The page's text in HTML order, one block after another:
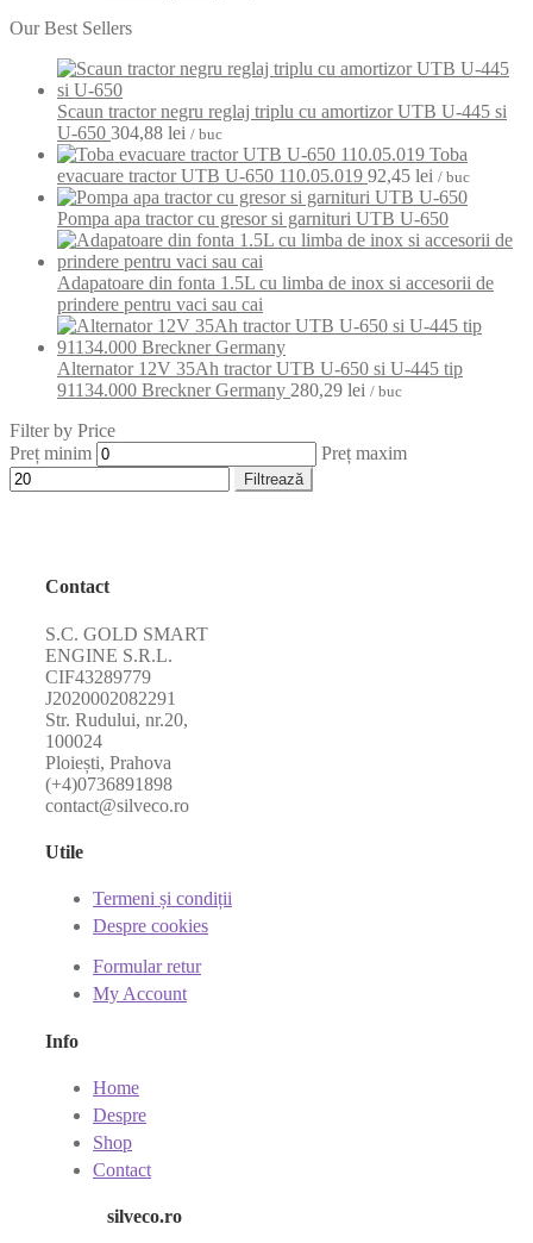
Our Best Sellers
Scaun tractor negru reglaj triplu cu amortizor UTB U-445 si
U-650 304,88 lei / buc
Toba
evacuare tractor UTB U-650 110.05.019 92,45 lei / buc
Pompa apa tractor cu gresor si garnituri UTB U-650
Adapatoare din fonta 1.5L cu limba de inox si accesorii de
prindere pentru vaci sau cai
Alternator 12V 35Ah tractor UTB U-650 si U-445 tip
91134.000 Breckner Germany 280,29 lei / buc
Filter by Price
Preț minim
Preț maxim
Filtrează
Contact
S.C. GOLD SMART
ENGINE S.R.L.
CIF43289779
J2020002082291
Str. Rudului, nr.20,
100024
Ploiești, Prahova
(+4)0736891898
contact@silveco.ro
Utile
Termeni și condiții
Despre cookies
Formular retur
My Account
Info
Home
Despre
Shop
Contact
silveco.ro